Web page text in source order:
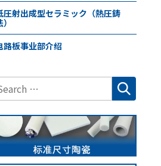
圧射出成型セラミック（熱圧鋳
路板事业部介绍